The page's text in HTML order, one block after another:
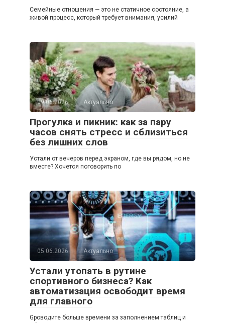
Семейные отношения — это не статичное состояние, а
живой процесс, который требует внимания, усилий
09.06.2026 Актуально
Прогулка и пикник: как за пару
часов снять стресс и сблизиться
без лишних слов
Устали от вечеров перед экраном, где вы рядом, но не
вместе? Хочется поговорить по
05.06.2026 Актуально
Устали утопать в рутине
спортивного бизнеса? Как
автоматизация освободит время
для главного
Gроводите больше времени за заполнением таблиц и